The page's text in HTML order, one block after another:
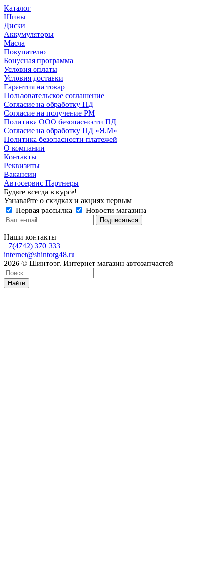
Каталог
Шины
Диски
Аккумуляторы
Масла
Покупателю
Бонусная программа
Условия оплаты
Условия доставки
Гарантия на товар
Пользовательское соглашение
Согласие на обработку ПД
Согласие на получение РМ
Политика ООО безопасности ПД
Согласие на обработку ПД «Я.М»
Политика безопасности платежей
О компании
Контакты
Реквизиты
Вакансии
Автосервис Партнеры
Будьте всегда в курсе!
Узнавайте о скидках и акциях первым
Первая рассылка
Новости магазина
Наши контакты
+7(4742) 370-333
internet@shintorg48.ru
2026 © Шинторг. Интернет магазин автозапчастей
Найти